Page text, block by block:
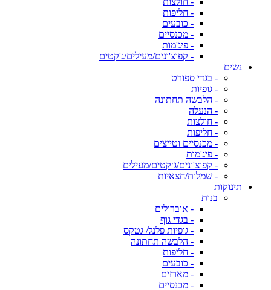
- חליפות
- כובעים
- מכנסיים
- פיג'מות
- קפוצ'ונים/מעילים/ג'קטים
נשים
- בגדי ספורט
- גופיות
- הלבשה תחתונה
- הנעלה
- חולצות
- חליפות
- מכנסיים וטייצים
- פיג'מות
- קפוצ'ונים/ג׳קטים/מעילים
- שמלות/חצאיות
תינוקות
בנות
- אוברולים
- בגדי גוף
- גופיות פלנל/ גטקס
- הלבשה תחתונה
- חליפות
- כובעים
- מארזים
- מכנסיים